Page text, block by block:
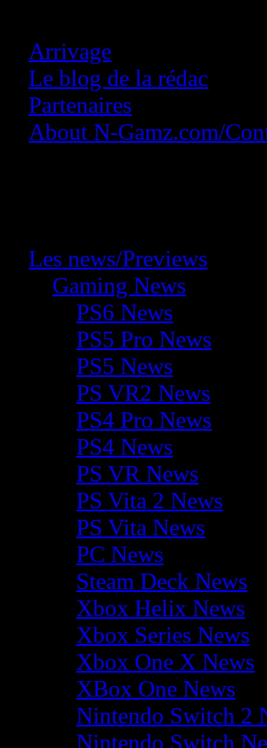
Arrivage
Le blog de la rédac
Partenaires
About N-Gamz.com/
Les news/Previews
Gaming News
PS6 News
PS5 Pro News
PS5 News
PS VR2 News
PS4 Pro News
PS4 News
PS VR News
PS Vita 2 News
PS Vita News
PC News
Steam Deck News
Xbox Helix News
Xbox Series News
Xbox One X News
XBox One News
Nintendo Switch 2
Nintendo Switch